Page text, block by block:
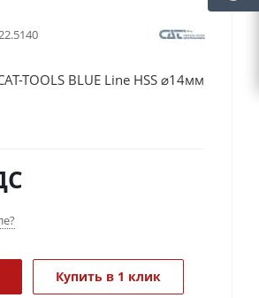
TOOLS BLUE Line HSS ⌀14мм
Купить в 1 клик